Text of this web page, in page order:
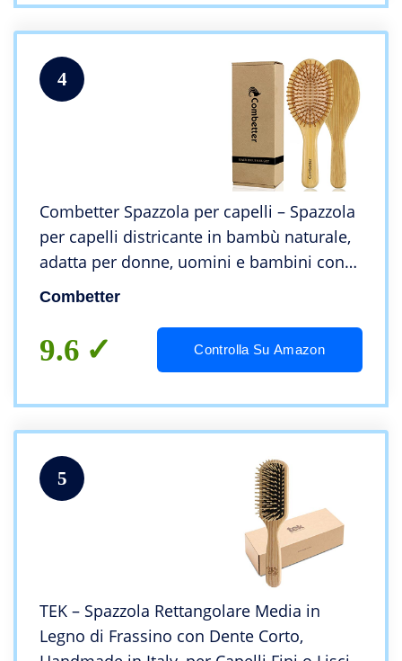
4
Combetter Spazzola per capelli – Spazzola
per capelli districante in bambù naturale,
adatta per donne, uomini e bambini con
capelli spessi/sottili/crespi/secchi,
Combetter
9.6 Controlla Su Amazon
5
TEK – Spazzola Rettangolare Media in
Legno di Frassino con Dente Corto,